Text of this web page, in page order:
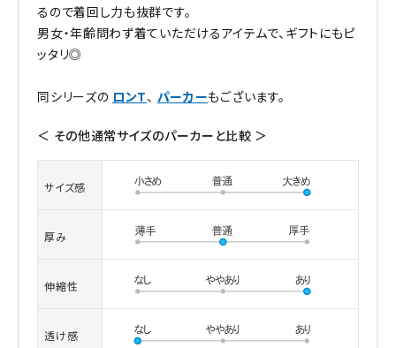
るので着回し力も抜群です。
男女・年齢問わず着ていただけるアイテムで、ギフトにもピ
ッタリ◎
同シリーズの ロンT、 パーカーもございます。
＜ その他通常サイズのパーカーと比較 ＞
サイズ感
厚み
伸縮性
透け感